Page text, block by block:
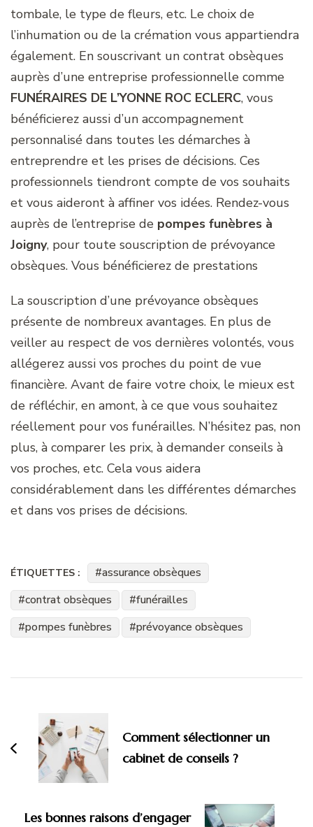
tombale, le type de fleurs, etc. Le choix de
l’inhumation ou de la crémation vous appartiendra
également. En souscrivant un contrat obsèques
auprès d’une entreprise professionnelle comme
FUNÉRAIRES DE L’YONNE ROC ECLERC, vous
bénéficierez aussi d’un accompagnement
personnalisé dans toutes les démarches à
entreprendre et les prises de décisions. Ces
professionnels tiendront compte de vos souhaits
et vous aideront à affiner vos idées. Rendez-vous
auprès de l’entreprise de pompes funèbres à
Joigny, pour toute souscription de prévoyance
obsèques. Vous bénéficierez de prestations
La souscription d’une prévoyance obsèques
présente de nombreux avantages. En plus de
veiller au respect de vos dernières volontés, vous
allégerez aussi vos proches du point de vue
financière. Avant de faire votre choix, le mieux est
de réfléchir, en amont, à ce que vous souhaitez
réellement pour vos funérailles. N’hésitez pas, non
plus, à comparer les prix, à demander conseils à
vos proches, etc. Cela vous aidera
considérablement dans les différentes démarches
et dans vos prises de décisions.
ÉTIQUETTES :
assurance obsèques
contrat obsèques
funérailles
pompes funèbres
prévoyance obsèques
d'article
Comment sélectionner un
cabinet de conseils ?
Les bonnes raisons d’engager